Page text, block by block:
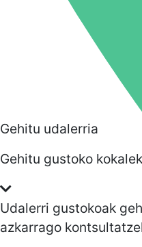
Gehitu udalerria
Gehitu gustoko
Udalerri gustokoak
azkarrago